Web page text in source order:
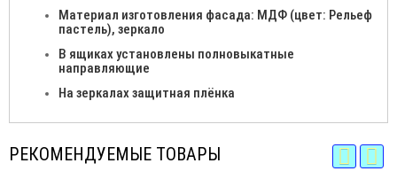
Материал изготовления фасада: МДФ (цвет: Рельеф
пастель), зеркало
В ящиках установлены полновыкатные
направляющие
На зеркалах защитная плёнка
РЕКОМЕНДУЕМЫЕ ТОВАРЫ